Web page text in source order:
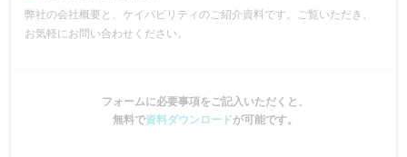
弊社の会社概要と、ケイパビリティのご紹介資料です。ご覧いただき、
お気軽にお問い合わせください。
フォームに必要事項をご記入いただくと、
無料で資料ダウンロードが可能です。